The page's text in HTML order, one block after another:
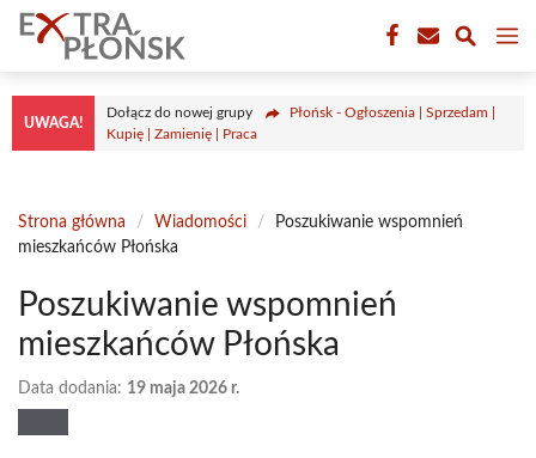
Przejdź
treści
UWAGA!
Dołącz do nowej grupy
Płońsk - Ogłoszenia | Sprzedam |
Kupię | Zamienię | Praca
Strona główna / Wiadomości /
Poszukiwanie wspomnień
mieszkańców Płońska
Poszukiwanie wspomnień
mieszkańców Płońska
Data dodania: 19 maja 2026 r.